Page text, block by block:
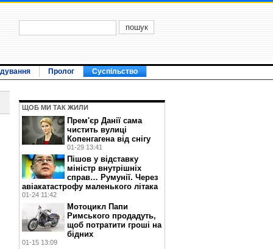
Пролог Суспільство
ЩОБ МИ ТАК ЖИЛИ
Прем'єр Данії сама
чистить вулиці
Копенгагена від снігу
01-29 13:41
Пішов у відставку
міністр внутрішніх
справ… Румунії. Через
авіакатастрофу маленького літака
01-24 11:42
Мотоцикл Папи
Римського продадуть,
щоб потратити гроші на
бідних
01-15 13:09